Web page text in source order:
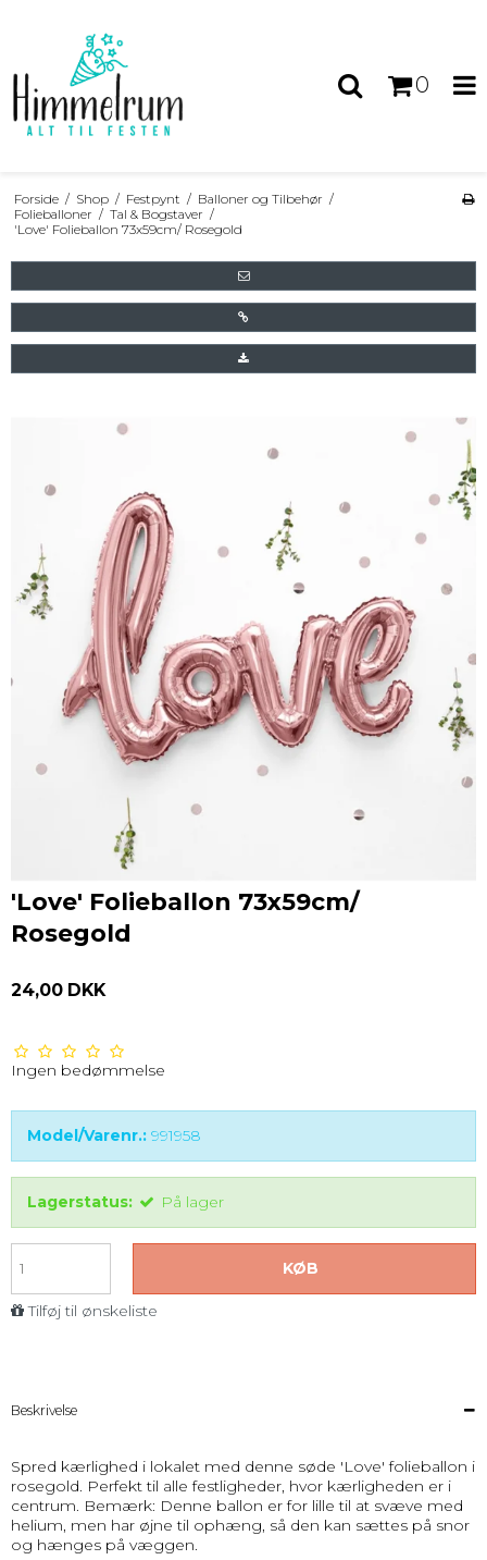
0
Forside / Shop / Festpynt / Balloner og Tilbehør /
Folieballoner / Tal & Bogstaver /
'Love' Folieballon 73x59cm/ Rosegold
'Love' Folieballon 73x59cm/
Rosegold
24,00 DKK
Ingen bedømmelse
Model/Varenr.: 991958
Lagerstatus: På lager
KØB
Tilføj til ønskeliste
Beskrivelse
Spred kærlighed i lokalet med denne søde 'Love' folieballon i
rosegold. Perfekt til alle festligheder, hvor kærligheden er i
centrum. Bemærk: Denne ballon er for lille til at svæve med
helium, men har øjne til ophæng, så den kan sættes på snor
og hænges på væggen.